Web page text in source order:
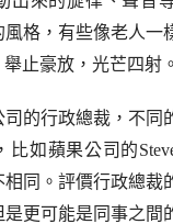
風格，有些像老人一
止豪放，光芒四射
的行政總裁，不同
如蘋果公司的
同。評價行政總裁
更可能是同事之間